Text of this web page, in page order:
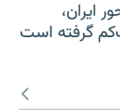
ایران،
گرفته است